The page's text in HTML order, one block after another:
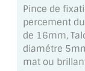
MIROIR
LOTS DE
MIROIR POUR
Pince de
percement
de 16mm,
diamétre
mat ou